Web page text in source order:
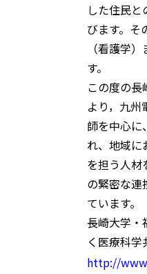
した住民
びます。そ
（看護学
す。
この度の
より，九州
師を中心に
れ、地域に
を担う人材
の緊密な連
ています。
長崎大学・
く医療科
http://